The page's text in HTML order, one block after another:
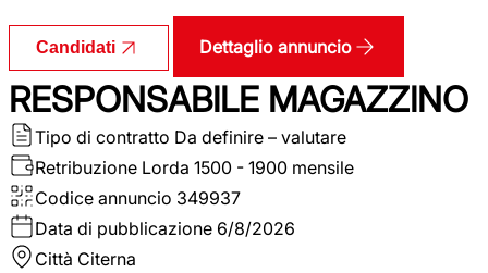
Candidati Dettaglio annuncio
RESPONSABILE MAGAZZINO
Tipo di contratto Da definire – valutare
Retribuzione Lorda 1500 - 1900 mensile
Codice annuncio 349937
Data di pubblicazione 6/8/2026
Città Citerna